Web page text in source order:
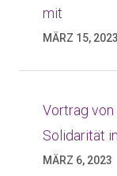
mit
MÄRZ 15, 2023
Vortrag
Solidarität
MÄRZ 6, 2023